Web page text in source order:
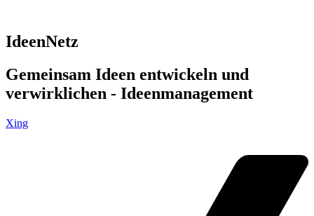
IdeenNetz
Gemeinsam Ideen entwickeln und
verwirklichen - Ideenmanagement
Xing